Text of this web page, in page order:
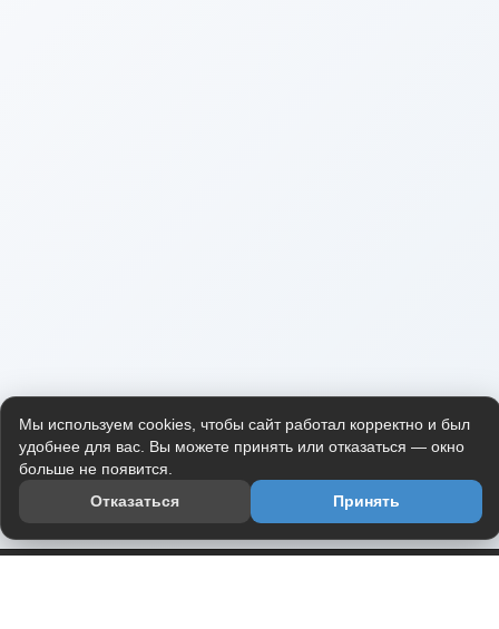
Мы используем cookies, чтобы сайт работал корректно и был
удобнее для вас. Вы можете принять или отказаться — окно
больше не появится.
Отказаться
Принять